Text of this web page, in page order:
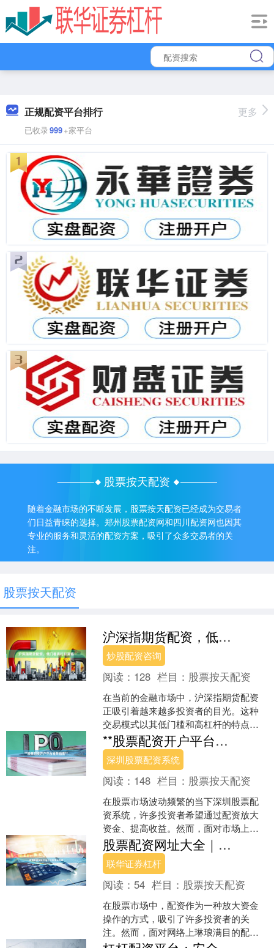
正规配资平台排行
已收录999+家平台
更多
股票按天配资
随着金融市场的不断发展，股票按天配资已经成为交易者
们日益青睐的选择。郑州股票配资网和四川配资网也因其
专业的服务和灵活的配资方案，吸引了众多交易者的关
注。
股票按天配资
沪深指期货配资，低门槛高杠杆策略
炒股配资咨询
阅读： 128 栏目： 股票按天配资
在当前的金融市场中，沪深指期货配资
正吸引着越来越多投资者的目光。这种
交易模式以其低门槛和高杠杆的特点，
为资金有限但希望参与期货市场的投资
者提供了新的机会。本文将....
**股票配资开户平台推荐指南**
深圳股票配资系统
阅读： 148 栏目： 股票按天配资
在股票市场波动频繁的当下深圳股票配
资系统，许多投资者希望通过配资放大
资金、提高收益。然而，面对市场上形
形色色的配资平台，如何选择一家安
全、合规、服务优质的开户平....
股票配资网址大全｜正规平台推荐
联华证券杠杆
阅读： 54 栏目： 股票按天配资
在股票市场中，配资作为一种放大资金
操作的方式，吸引了许多投资者的关
注。然而，面对网络上琳琅满目的配资
平台联华证券杠杆，如何选择正规、安